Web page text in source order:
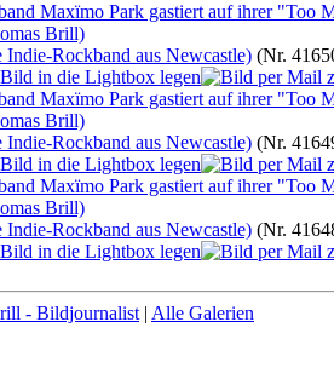
Rockband aus Newcastle) (Nr.
Rockband aus Newcastle) (Nr.
Rockband aus Newcastle) (Nr.
- Bildjournalist | Alle Galerien